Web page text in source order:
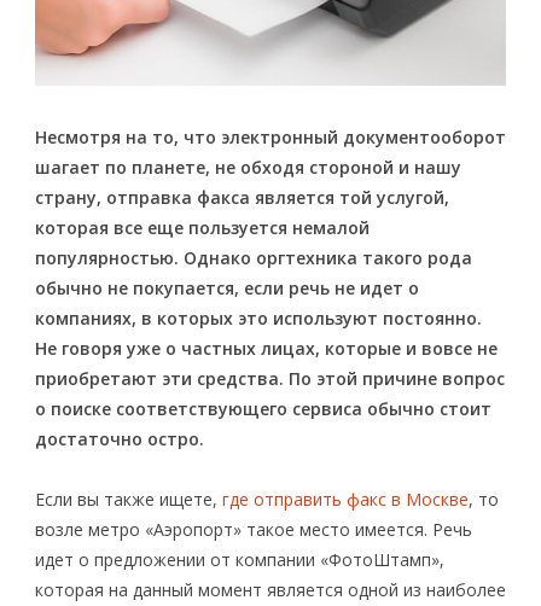
Несмотря на то, что электронный документооборот
шагает по планете, не обходя стороной и нашу
страну, отправка факса является той услугой,
которая все еще пользуется немалой
популярностью. Однако оргтехника такого рода
обычно не покупается, если речь не идет о
компаниях, в которых это используют постоянно.
Не говоря уже о частных лицах, которые и вовсе не
приобретают эти средства. По этой причине вопрос
о поиске соответствующего сервиса обычно стоит
достаточно остро.
Если вы также ищете, где отправить факс в Москве, то
возле метро «Аэропорт» такое место имеется. Речь
идет о предложении от компании «ФотоШтамп»,
которая на данный момент является одной из наиболее